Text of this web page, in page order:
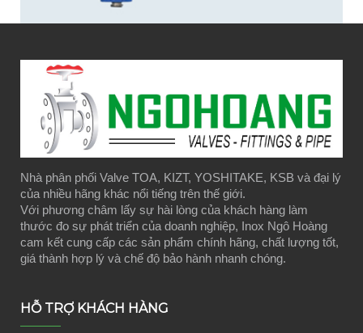
Nhà phân phối Valve TOA, KIZT, YOSHITAKE, KSB và đại lý
của nhiều hãng khác nổi tiếng trên thế giới.
Với phương châm lấy sự hài lòng của khách hàng làm
thước đo sự phát triển của doanh nghiệp, Inox Ngô Hoàng
cam kết cung cấp các sản phẩm chính hãng, chất lượng tốt,
giá thành hợp lý và chế độ bảo hành nhanh chóng.
HỖ TRỢ KHÁCH HÀNG